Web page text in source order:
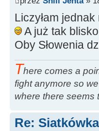
Liczyłam
A już tak
Oby Słowenia
There comes a
fight anymore so
where there seems
Re: Siatkówka